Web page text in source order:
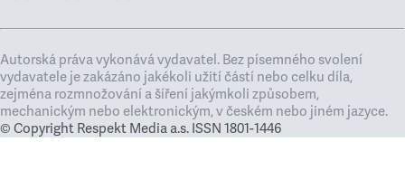
Autorská práva vykonává vydavatel. Bez písemného svolení
vydavatele je zakázáno jakékoli užití částí nebo celku díla,
zejména rozmnožování a šíření jakýmkoli způsobem,
mechanickým nebo elektronickým, v českém nebo jiném jazyce.
© Copyright Respekt Media a.s. ISSN 1801-1446